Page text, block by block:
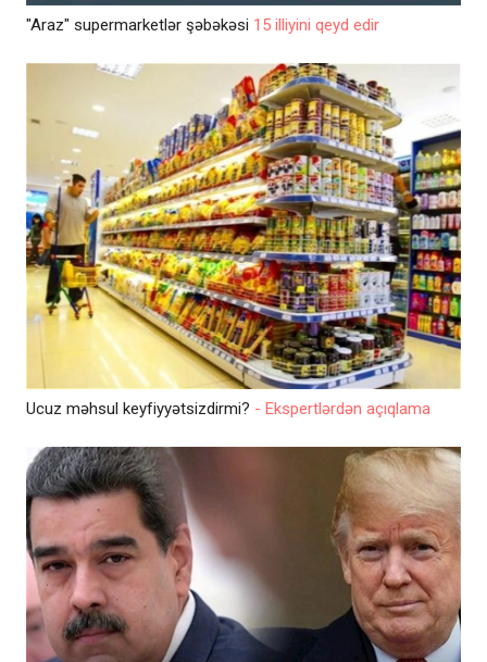
"Araz" supermarketlər şəbəkəsi 15 illiyini qeyd edir
Ucuz məhsul keyfiyyətsizdirmi? - Ekspertlərdən açıqlama